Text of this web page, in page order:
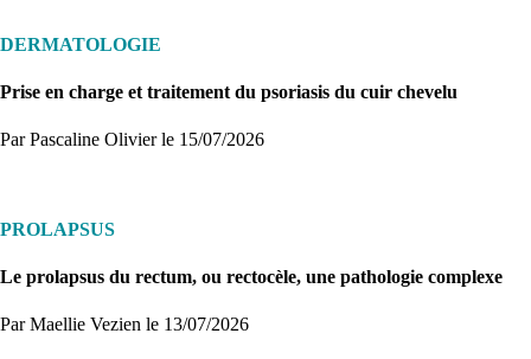
DERMATOLOGIE
Prise en charge et traitement du psoriasis du cuir chevelu
Par Pascaline Olivierle 15/07/2026
PROLAPSUS
Le prolapsus du rectum, ou rectocèle, une pathologie complexe
Par Maellie Vezien le 13/07/2026